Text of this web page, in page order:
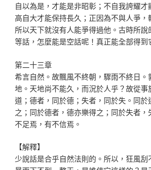
自以為是，才能是非昭彰；不自我誇耀才
高自大才能保持長久；正因為不與人爭，
所以天下就沒有人能爭得過他。古時所
等話，怎麼能是空話呢！真正能全部得到
第二十三章
希言自然。故飄風不終朝，驟雨不終日。
地。天地尚不能久，而況於人乎？故從事
道；德者，同於德；失者，同於失。同於
之；同於德者，德亦樂得之；同於失者
不足焉，有不信焉。
【解釋】
少說話是合乎自然法則的。所以，狂風刮